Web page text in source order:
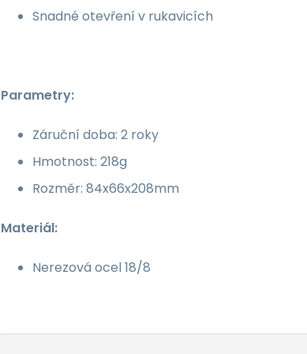
Snadné otevření v rukavicích
Parametry:
Záruční doba: 2 roky
Hmotnost: 218g
Rozměr: 84x66x208mm
Materiál:
Nerezová ocel 18/8